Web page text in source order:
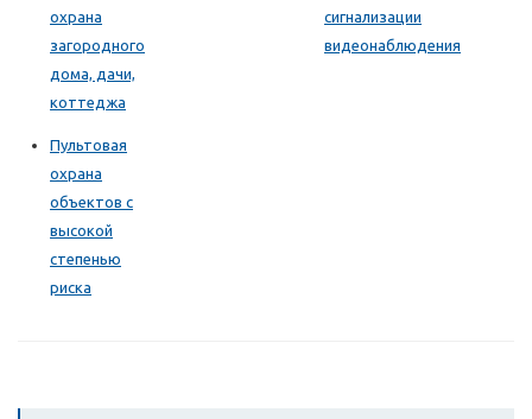
охрана
загородного
дома, дачи,
коттеджа
сигнализации
видеонаблюдения
Пультовая
охрана
объектов с
высокой
степенью
риска